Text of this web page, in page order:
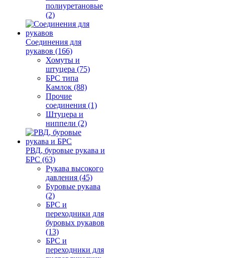
полиуретановые
(2)
Соединения для
рукавов (166)
Хомуты и
штуцера (75)
БРС типа
Камлок (88)
Прочие
соединения (1)
Штуцера и
ниппели (2)
РВД, буровые рукава и
БРС (63)
Рукава высокого
давления (45)
Буровые рукава
(2)
БРС и
переходники для
буровых рукавов
(13)
БРС и
переходники для